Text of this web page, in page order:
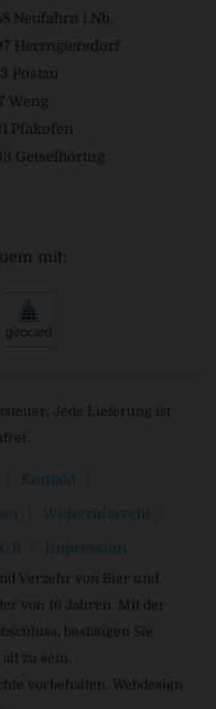
Neufahrn i.Nb.
Herrngiersdorf
Postau
Weng
Pfakofen
Geiselhöring
mit:
Jede Lieferung ist
Kontakt
Widerrufsrecht
Impressum
Verzehr von Bier und
von 16 Jahren. Mit der
bestätigen Sie
zu sein.
vorbehalten. Webdesign